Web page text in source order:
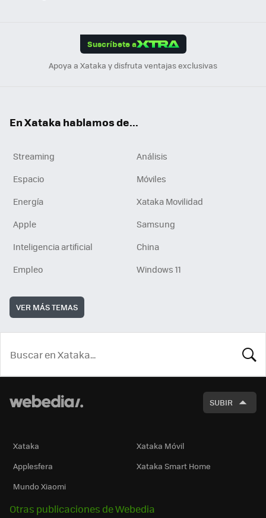
Suscríbete a
Apoya a Xataka y disfruta ventajas exclusivas
En Xataka hablamos de...
Streaming
Análisis
Espacio
Móviles
Energía
Xataka Movilidad
Apple
Samsung
Inteligencia artificial
China
Empleo
Windows 11
VER MÁS TEMAS
SUBIR
Xataka
Xataka Móvil
Applesfera
Xataka Smart Home
Mundo Xiaomi
Otras publicaciones de Webedia